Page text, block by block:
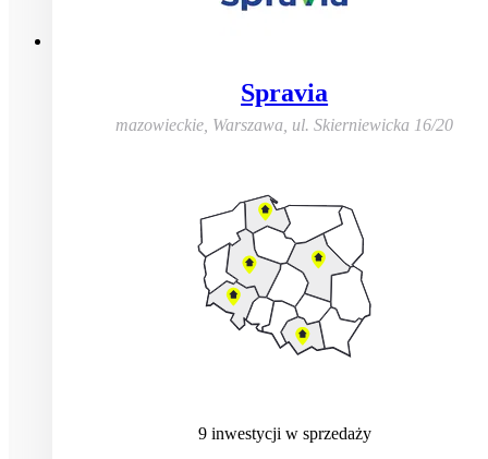
Spravia
mazowieckie, Warszawa ul. Skierniewicka 16/20
9 inwestycji w sprzedaży